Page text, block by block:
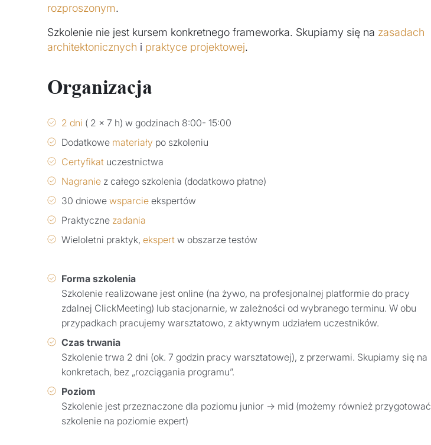
rozproszonym.
Szkolenie nie jest kursem konkretnego frameworka. Skupiamy się na zasadach
architektonicznych i praktyce projektowej.
Organizacja
2 dni ( 2 x 7 h) w godzinach 8:00- 15:00
Dodatkowe materiały po szkoleniu
Certyfikat uczestnictwa
Nagranie z całego szkolenia (dodatkowo płatne)
30 dniowe wsparcie ekspertów
Praktyczne zadania
Wieloletni praktyk, ekspert w obszarze testów
Forma szkolenia
Szkolenie realizowane jest online (na żywo, na profesjonalnej platformie do pracy
zdalnej ClickMeeting) lub stacjonarnie, w zależności od wybranego terminu. W obu
przypadkach pracujemy warsztatowo, z aktywnym udziałem uczestników.
Czas trwania
Szkolenie trwa 2 dni (ok. 7 godzin pracy warsztatowej), z przerwami. Skupiamy się na
konkretach, bez „rozciągania programu”.
Poziom
Szkolenie jest przeznaczone dla poziomu junior → mid (możemy również przygotować
szkolenie na poziomie expert)